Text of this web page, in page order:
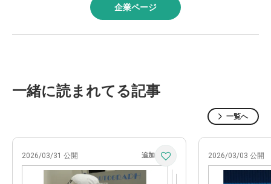
企業ページ
一緒に読まれてる記事
一覧へ
2026/03/31 公開 2026/03/03 公開